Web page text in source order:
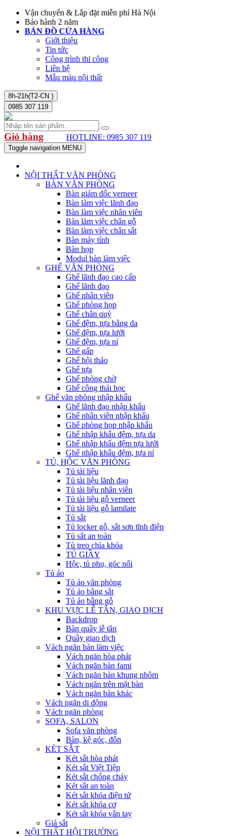
Vận chuyển & Lắp đặt miễn phí Hà Nội
Bảo hành 2 năm
BẢN ĐỒ CỬA HÀNG
Giới thiệu
Tin tức
Công trình thi công
Liên hệ
Mẫu màu nội thất
8h-21h(T2-CN )
0985 307 119
Giỏ hàng HOTLINE: 0985 307 119
Toggle navigation MENU
NỘI THẤT VĂN PHÒNG
BÀN VĂN PHÒNG
Bàn giám đốc verneer
Bàn làm việc lãnh đạo
Bàn làm việc nhân viên
Bàn làm việc chân gỗ
Bàn làm việc chân sắt
Bàn máy tính
Bàn họp
Modul bàn làm việc
GHẾ VĂN PHÒNG
Ghế lãnh đạo cao cấp
Ghế lãnh đạo
Ghế nhân viên
Ghế phòng họp
Ghế chân quỳ
Ghế đệm, tựa bằng da
Ghế đệm, tựa lưới
Ghế đệm, tựa nỉ
Ghế gấp
Ghế hội thảo
Ghế tựa
Ghế phòng chờ
Ghế công thái học
Ghế văn phòng nhập khẩu
Ghế lãnh đạo nhập khẩu
Ghế nhân viên nhập khẩu
Ghế phòng họp nhập khẩu
Ghế nhập khẩu đệm, tựa da
Ghế nhập khẩu đệm tựa lưới
Ghế nhập khẩu đệm, tựa nỉ
TỦ, HỘC VĂN PHÒNG
Tủ tài liệu
Tủ tài liệu lãnh đạo
Tủ tài liệu nhân viên
Tủ tài liệu gỗ verneer
Tủ tài liệu gỗ lamilate
Tủ sắt
Tủ locker gỗ, sắt sơn tĩnh điện
Tủ sắt an toàn
Tủ treo chìa khóa
TỦ GIẦY
Hộc, tủ phụ, góc nối
Tủ áo
Tủ áo văn phòng
Tủ áo bằng sắt
Tủ áo bằng gỗ
KHU VỰC LỄ TÂN, GIAO DỊCH
Backdrop
Bàn quầy lễ tân
Quầy giao dịch
Vách ngăn bàn làm việc
Vách ngăn hòa phát
Vách ngăn bàn fami
Vách ngăn bàn khung nhôm
Vách ngăn trên mặt bàn
Vách ngăn bàn khác
Vách ngăn di động
Vách ngăn phòng
SOFA, SALON
Sofa văn phòng
Bàn, kệ góc, đôn
KÉT SẮT
Két sắt hòa phát
Két sắt Việt Tiệp
Két sắt chống cháy
Két sắt an toàn
Két sắt khóa điện tử
Két sắt khóa cơ
Két sắt khóa vân tay
Giá sắt
NỘI THẤT HỘI TRƯỜNG